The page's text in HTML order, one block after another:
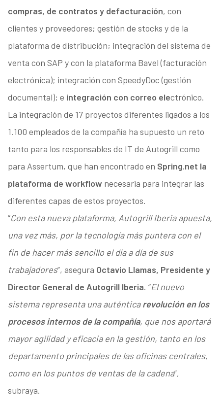
compras, de contratos y defacturación, con
clientes y proveedores; gestión de stocks y de la
plataforma de distribución; integración del sistema de
venta con SAP y con la plataforma Bavel (facturación
electrónica); integración con SpeedyDoc (gestión
documental); e integración con correo electrónico.
La integración de 17 proyectos diferentes ligados a los
1.100 empleados de la compañía ha supuesto un reto
tanto para los responsables de IT de Autogrill como
para Assertum, que han encontrado en Spring.net la
plataforma de workflow necesaria para integrar las
diferentes capas de estos proyectos.
“Con esta nueva plataforma, Autogrill Iberia apuesta,
una vez más, por la tecnología más puntera con el
fin de hacer más sencillo el día a día de sus
trabajadores”, asegura Octavio Llamas, Presidente y
Director General de Autogrill Iberia. “El nuevo
sistema representa una auténticarevolución en los
procesos internos de la compañía, que nos aportará
mayor agilidad y eficacia en la gestión, tanto en los
departamento principales de las oficinas centrales,
como en los puntos de ventas de la cadena”,
subraya.